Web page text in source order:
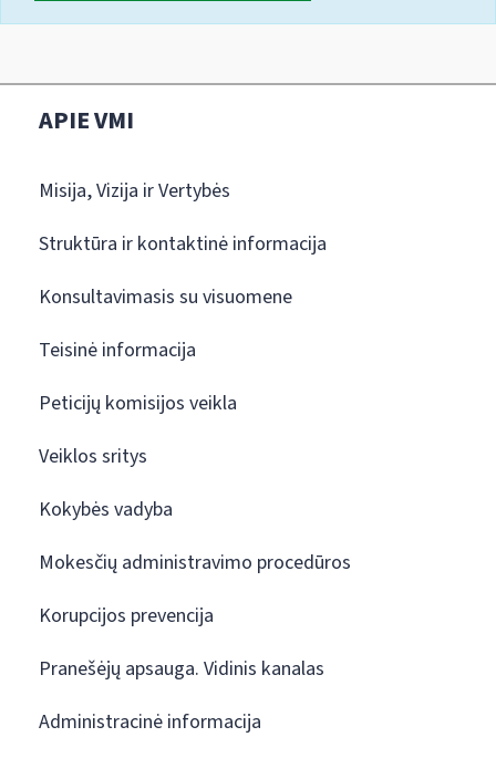
APIE VMI
Misija, Vizija ir Vertybės
Struktūra ir kontaktinė informacija
Konsultavimasis su visuomene
Teisinė informacija
Peticijų komisijos veikla
Veiklos sritys
Kokybės vadyba
Mokesčių administravimo procedūros
Korupcijos prevencija
Pranešėjų apsauga. Vidinis kanalas
Administracinė informacija